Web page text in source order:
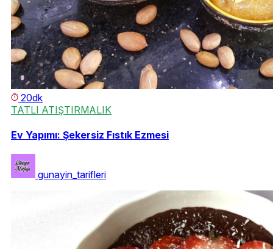
20dk
TATLI ATIŞTIRMALIK
Ev Yapımı: Şekersiz Fıstık Ezmesi
gunayin_tarifleri